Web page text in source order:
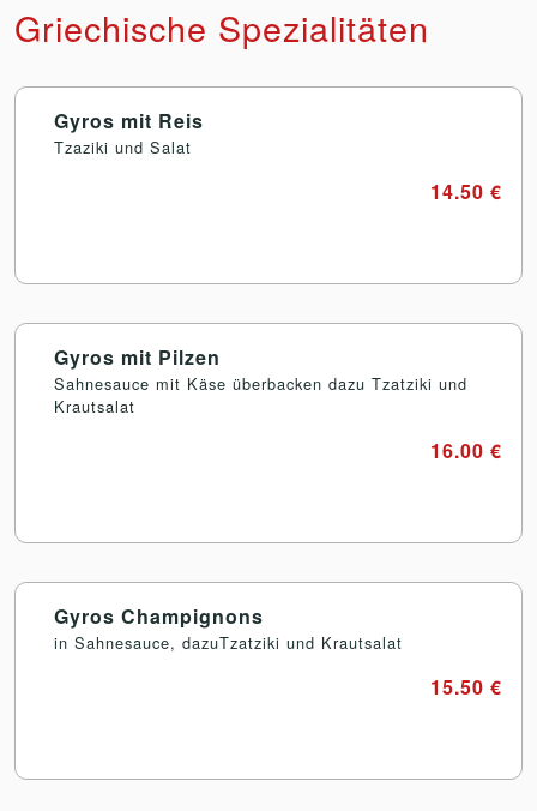
Griechische Spezialitäten
Gyros mit Reis
Tzaziki und Salat
14.50 €
Gyros mit Pilzen
Sahnesauce mit Käse überbacken dazu Tzatziki und
Krautsalat
16.00 €
Gyros Champignons
in Sahnesauce, dazuTzatziki und Krautsalat
15.50 €